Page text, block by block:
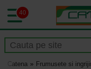
40
Catena Frumusete si